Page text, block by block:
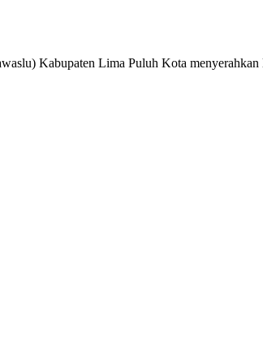
Kabupaten Lima Puluh Kota menyerahkan